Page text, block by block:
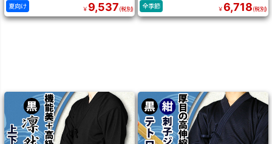
￥ 9,537(税別)
夏向け ￥6,718(税別)
全季節